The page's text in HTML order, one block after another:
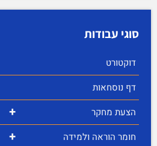
סוגי עבודות
דוקטורט
דף נוסחאות
+ הצעת מחקר
+
חומר הוראה ולמידה